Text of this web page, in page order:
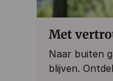
Met
Naar buiten
blijven.